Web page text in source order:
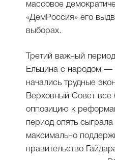
массовое
«ДемРоссия» его
выборах.
Третий важный
Ельцина с народом —
начались трудные
Верховный Совет все
оппозицию к
период опять
максимально
правительство